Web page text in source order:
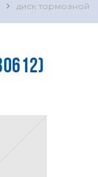
диск тормозной